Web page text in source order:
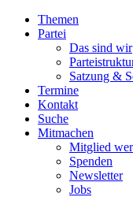
Themen
Partei
Das sind wir
Satzung &
Termine
Kontakt
Suche
Mitmachen
Mitglied
Spenden
Newsletter
Jobs